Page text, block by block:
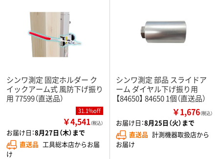
シンワ測定 固定ホルダー ク
イックアーム式 風防下げ振り
用 77599（直送品）
31.1%off
￥4,541（税込）
お届け日：8月27日（木）まで
直送品 工具総本店からお届
け
シンワ測定 部品 スライドア
ーム ダイヤル下げ振り用
【84650】 84650 1個（直送品）
￥1,676（税込）
お届け日：8月25日（火）まで
直送品 計測機器取扱店から
お届け